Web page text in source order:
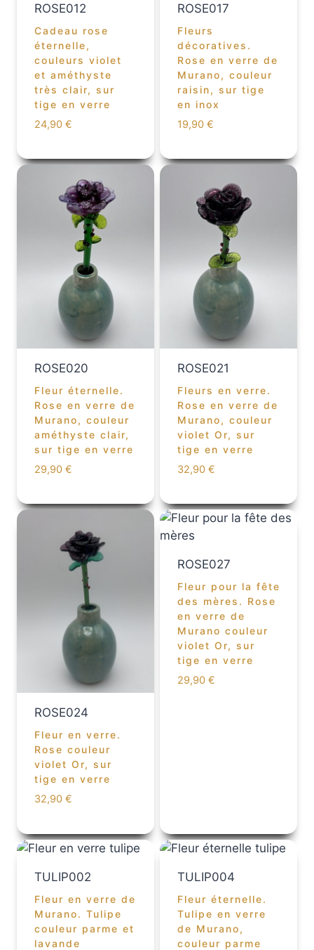
ROSE012
Cadeau rose
éternelle,
couleurs violet
et améthyste
très clair, sur
tige en verre
24,90 €
ROSE017
Fleurs
décoratives.
Rose en verre de
Murano, couleur
raisin, sur tige
en inox
19,90 €
ROSE020
Fleur éternelle.
Rose en verre de
Murano, couleur
améthyste clair,
sur tige en verre
29,90 €
ROSE021
Fleurs en verre.
Rose en verre de
Murano, couleur
violet Or, sur
tige en verre
32,90 €
ROSE024
Fleur en verre.
Rose couleur
violet Or, sur
tige en verre
32,90 €
ROSE027
Fleur pour la fête
des mères. Rose
en verre de
Murano couleur
violet Or, sur
tige en verre
29,90 €
TULIP002
Fleur en verre de
Murano. Tulipe
couleur parme et
lavande
TULIP004
Fleur éternelle.
Tulipe en verre
de Murano,
couleur parme